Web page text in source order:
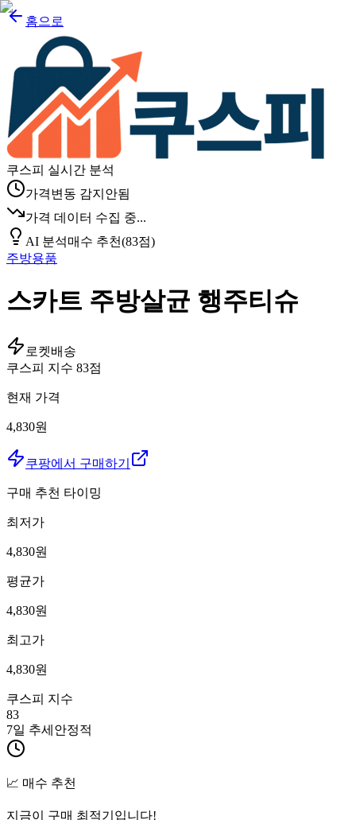
홈으로
쿠스피 실시간 분석
가격변동 감지안됨
가격 데이터 수집 중...
AI 분석매수 추천(83점)
주방용품
스카트 주방살균 행주티슈
로켓배송
쿠스피 지수 83점
현재 가격
4,830원
쿠팡에서 구매하기
구매 추천 타이밍
최저가
4,830원
평균가
4,830원
최고가
4,830원
쿠스피 지수
83
7일 추세 안정적
📈 매수 추천
지금이 구매 최적기입니다!